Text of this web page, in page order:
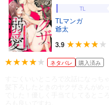
TL
TLマンガ
爺太
3.9
ネタバレ 購入済み